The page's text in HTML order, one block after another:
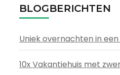
BLOGBERICHTEN
Uniek overnachten in
10x Vakantiehuis met